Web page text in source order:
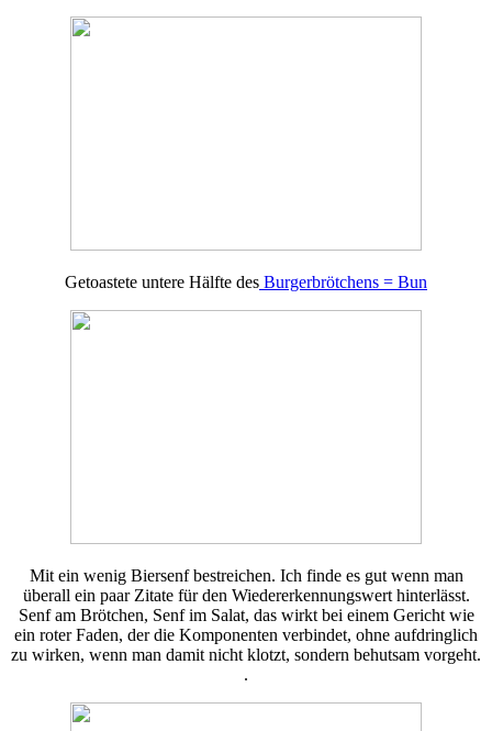
Getoastete untere Hälfte des Burgerbrötchens = Bun
Mit ein wenig Biersenf bestreichen. Ich finde es gut wenn man
überall ein paar Zitate für den Wiedererkennungswert hinterlässt.
Senf am Brötchen, Senf im Salat, das wirkt bei einem Gericht wie
ein roter Faden, der die Komponenten verbindet, ohne aufdringlich
zu wirken, wenn man damit nicht klotzt, sondern behutsam vorgeht.
.